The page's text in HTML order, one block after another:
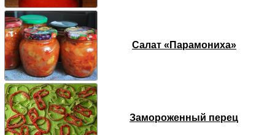
Салат «Парамониха»
Замороженный перец